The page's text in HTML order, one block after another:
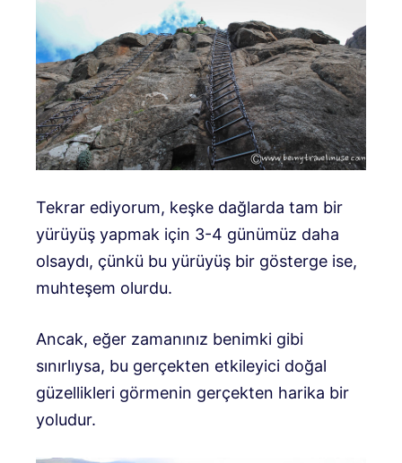
Tekrar ediyorum, keşke dağlarda tam bir
yürüyüş yapmak için 3-4 günümüz daha
olsaydı, çünkü bu yürüyüş bir gösterge ise,
muhteşem olurdu.
Ancak, eğer zamanınız benimki gibi
sınırlıysa, bu gerçekten etkileyici doğal
güzellikleri görmenin gerçekten harika bir
yoludur.